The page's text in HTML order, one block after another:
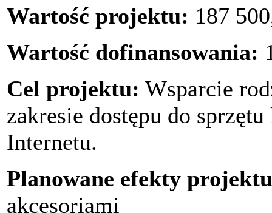
Wartość projektu: 187
Wartość dofinansowania:
Cel projektu: Wsparcie
zakresie dostępu do
Internetu.
Planowane efekty
akcesoriami